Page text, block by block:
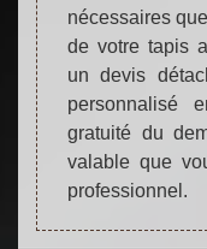
nécessaires
de votre tapis
un devis
personnalisé
gratuité du
valable que
professionnel.